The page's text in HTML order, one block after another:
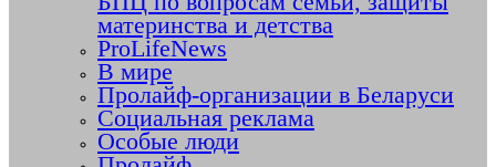
материнства и детства
ProLifeNews
В мире
Пролайф-организации в Беларуси
Социальная реклама
Особые люди